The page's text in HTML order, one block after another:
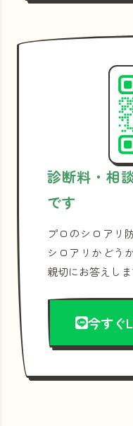
診断料・相
です
プロのシロアリ
シロアリかどう
親切にお答えしま
今すぐ